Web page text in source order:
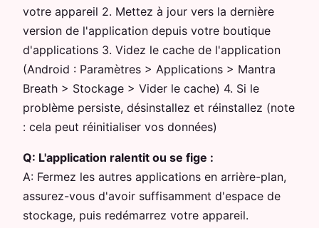
votre appareil 2. Mettez à jour vers la dernière
version de l'application depuis votre boutique
d'applications 3. Videz le cache de l'application
(Android : Paramètres > Applications > Mantra
Breath > Stockage > Vider le cache) 4. Si le
problème persiste, désinstallez et réinstallez (note
: cela peut réinitialiser vos données)
Q: L'application ralentit ou se fige :
A: Fermez les autres applications en arrière-plan,
assurez-vous d'avoir suffisamment d'espace de
stockage, puis redémarrez votre appareil.